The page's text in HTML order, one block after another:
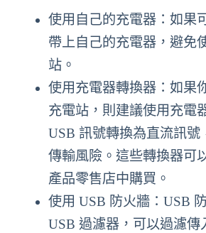
使用自己的充電器：如果
帶上自己的充電器，避免
站。
使用充電器轉換器：如果
充電站，則建議使用充電
USB 訊號轉換為直流訊號
傳輸風險。這些轉換器可
產品零售店中購買。
使用 USB 防火牆：USB
USB 過濾器，可以過濾傳